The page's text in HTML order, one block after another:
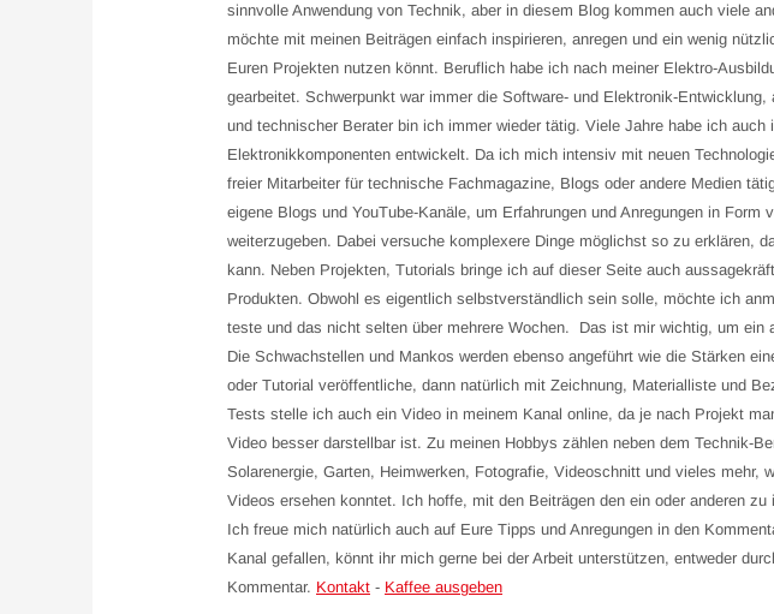
sinnvolle Anwendung von Technik, aber in diesem Blog kommen auch viele
möchte mit meinen Beiträgen einfach inspirieren, anregen und ein wenig
Euren Projekten nutzen könnt. Beruflich habe ich nach meiner Elektro-
gearbeitet. Schwerpunkt war immer die Software- und Elektronik-
und technischer Berater bin ich immer wieder tätig. Viele Jahre habe ich
Elektronikkomponenten entwickelt. Da ich mich intensiv mit neuen
freier Mitarbeiter für technische Fachmagazine, Blogs oder andere Medien
eigene Blogs und YouTube-Kanäle, um Erfahrungen und Anregungen in Form
weiterzugeben. Dabei versuche komplexere Dinge möglichst so zu erklären,
kann. Neben Projekten, Tutorials bringe ich auf dieser Seite auch
Produkten. Obwohl es eigentlich selbstverständlich sein solle, möchte ich
teste und das nicht selten über mehrere Wochen. Das ist mir wichtig, um ein
Die Schwachstellen und Mankos werden ebenso angeführt wie die Stärken
oder Tutorial veröffentliche, dann natürlich mit Zeichnung, Materialliste und
Tests stelle ich auch ein Video in meinem Kanal online, da je nach Projekt
Video besser darstellbar ist. Zu meinen Hobbys zählen neben dem Technik-
Solarenergie, Garten, Heimwerken, Fotografie, Videoschnitt und vieles mehr,
Videos ersehen konntet. Ich hoffe, mit den Beiträgen den ein oder anderen
Ich freue mich natürlich auch auf Eure Tipps und Anregungen in den
Kanal gefallen, könnt ihr mich gerne bei der Arbeit unterstützen, entweder
Kommentar. Kontakt - Kaffee ausgeben